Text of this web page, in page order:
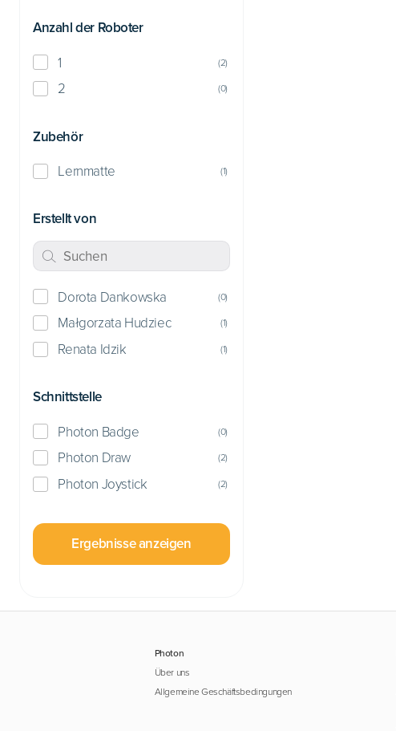
Anzahl der Roboter
1 (2)
2 (0)
Zubehör
Lernmatte (1)
Erstellt von
Dorota Dankowska (0)
Małgorzata Hudziec (1)
Renata Idzik (1)
Schnittstelle
Photon Badge (0)
Photon Draw (2)
Photon Joystick (2)
Ergebnisse anzeigen
Photon
Über uns
Allgemeine Geschäftsbedingungen